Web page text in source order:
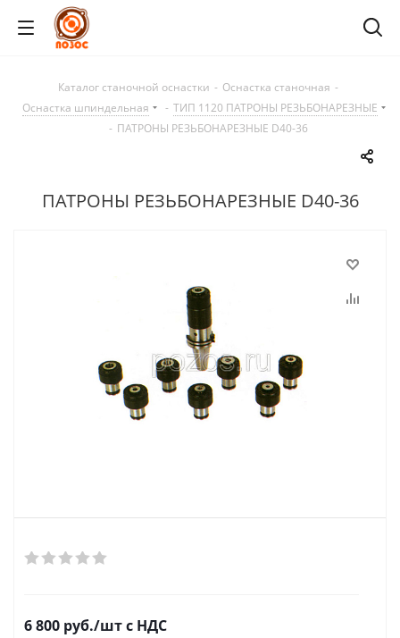
Каталог станочной оснастки - Оснастка станочная -
Оснастка шпиндельная
- ТИП 1120 ПАТРОНЫ РЕЗЬБОНАРЕЗНЫЕ
- ПАТРОНЫ РЕЗЬБОНАРЕЗНЫЕ D40-36
ПАТРОНЫ РЕЗЬБОНАРЕЗНЫЕ D40-36
6 800 руб./штс НДС